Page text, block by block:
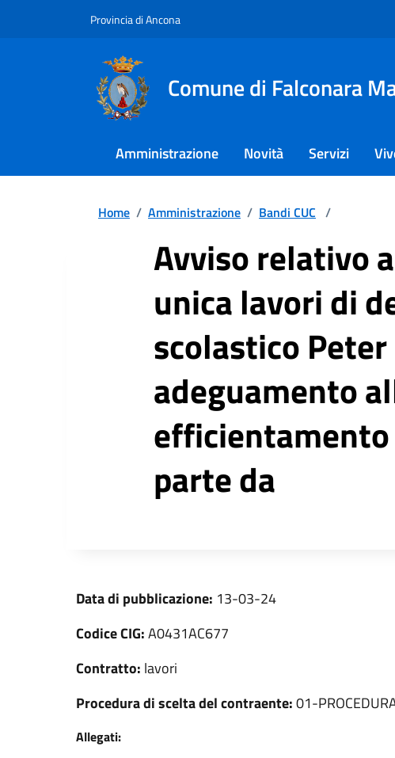
Provincia di Ancona
Comune di Falconara
Amministrazione Novità Servizi
Home / Amministrazione / Bandi CUC /
Avviso relativo
unica lavori di
scolastico Peter
adeguamento
parte da
Data di pubblicazione: 13-03-24
Codice CIG:A0431AC677
Contratto: lavori
Procedura di scelta del contraente:01-
Allegati: